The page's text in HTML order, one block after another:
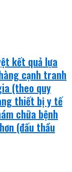
kết quả lựa
cạnh tranh
(theo quy
thiết bị y tế
chữa bệnh
(đấu thầu